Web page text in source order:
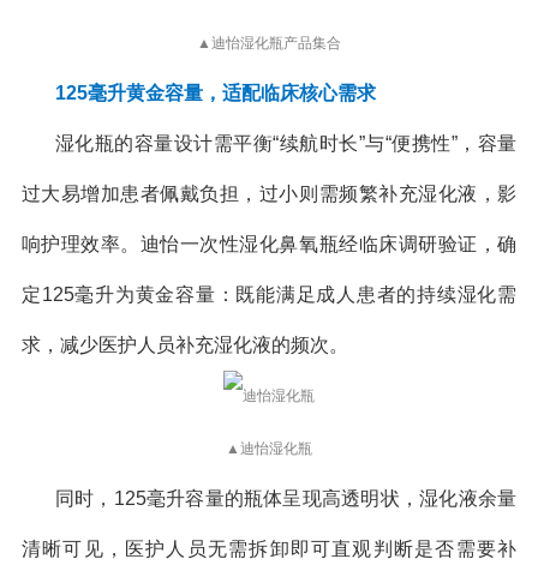
▲迪怡湿化瓶产品集合
125毫升黄金容量，适配临床核心需求
湿化瓶的容量设计需平衡“续航时长”与“便携性”，容量
过大易增加患者佩戴负担，过小则需频繁补充湿化液，影
响护理效率。迪怡一次性湿化鼻氧瓶经临床调研验证，确
定125毫升为黄金容量：既能满足成人患者的持续湿化需
求，减少医护人员补充湿化液的频次。
▲迪怡湿化瓶
同时，125毫升容量的瓶体呈现高透明状，湿化液余量
清晰可见，医护人员无需拆卸即可直观判断是否需要补